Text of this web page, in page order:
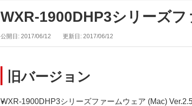
WXR-1900DHP3シリーズ
公開日:2017/06/12 更新日:2017/06/12
旧バージョン
WXR-1900DHP3シリーズファームウェア (Mac)